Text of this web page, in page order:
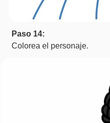
Paso 14:
Colorea el personaje.